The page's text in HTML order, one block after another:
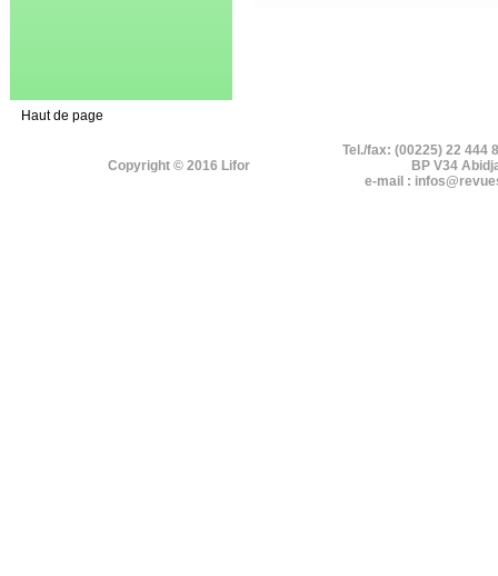
Haut de page
Copyright © 2016 Lifor
Tel./fax: (00225) 22 444
BP V34
e-mail :